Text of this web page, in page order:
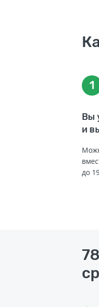
1
Вы
и
до